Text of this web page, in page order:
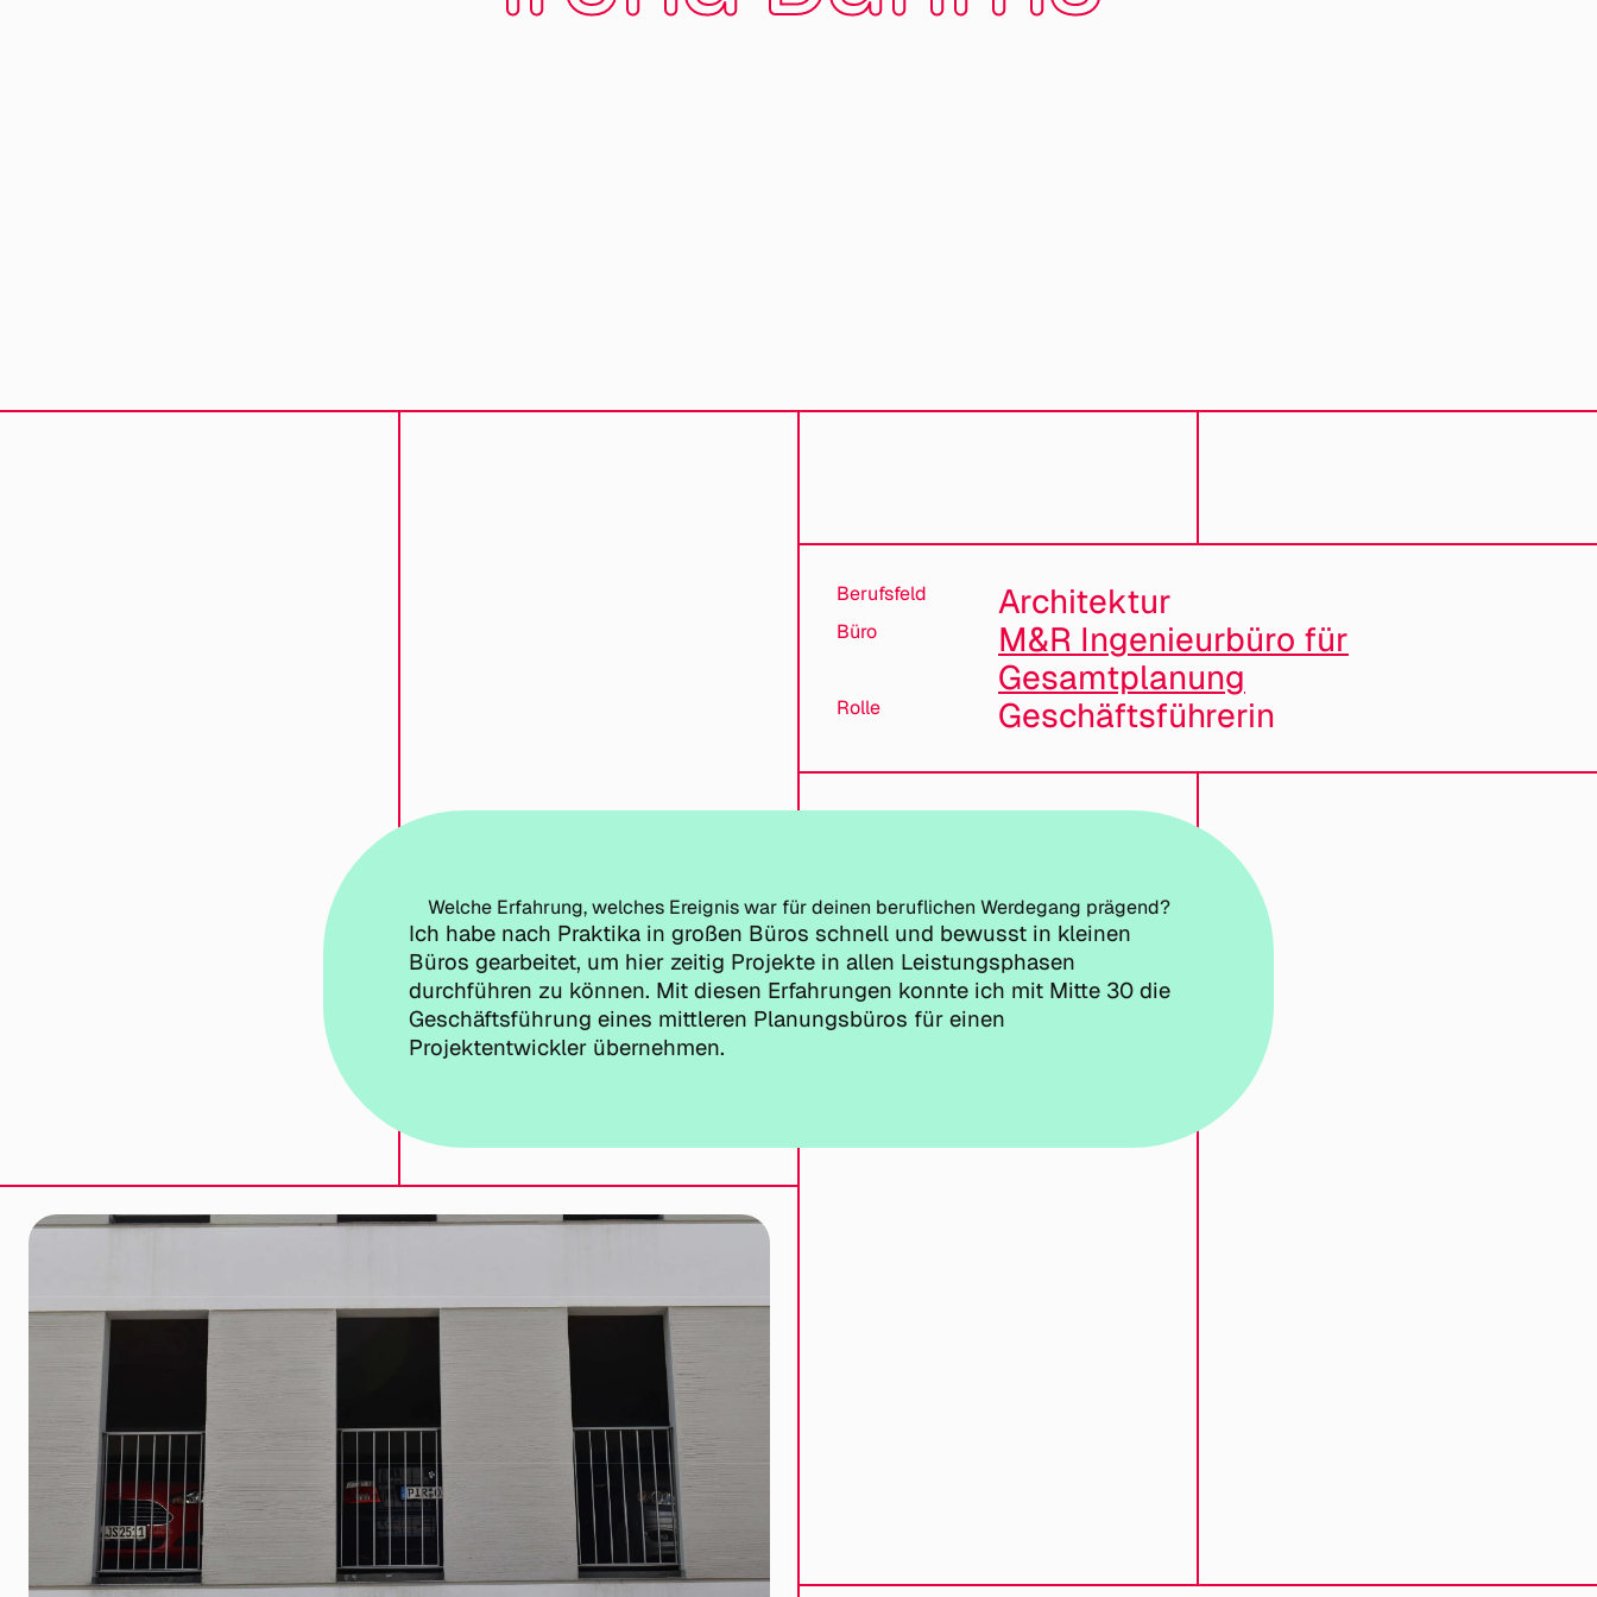
Berufsfeld Architektur
Büro
M&R Ingenieurbüro für
Gesamtplanung
Rolle Geschäftsführerin
Welche Erfahrung, welches Ereignis war für deinen beruflichen Werdegang prägend?
Ich habe nach Praktika in großen Büros schnell und bewusst in kleinen
Büros gearbeitet, um hier zeitig Projekte in allen Leistungsphasen
durchführen zu können. Mit diesen Erfahrungen konnte ich mit Mitte 30 die
Geschäftsführung eines mittleren Planungsbüros für einen
Projektentwickler übernehmen.